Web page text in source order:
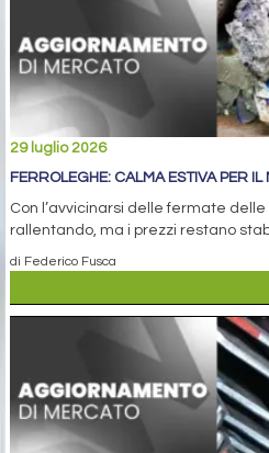
29 luglio 2026
FERROLEGHE: CALMA ESTIVA PER IL
Con l’avvicinarsi delle fermate
rallentando, ma i prezzi restano
di Federico Fusca